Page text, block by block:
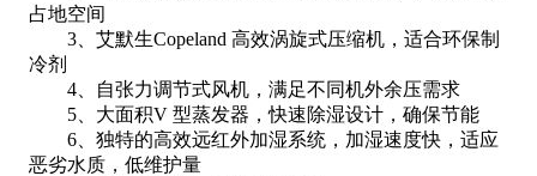
占地空间
3、艾默生Copeland 高效涡旋式压缩机，适合环保制
冷剂
4、自张力调节式风机，满足不同机外余压需求
5、大面积V 型蒸发器，快速除湿设计，确保节能
6、独特的高效远红外加湿系统，加湿速度快，适应
恶劣水质，低维护量